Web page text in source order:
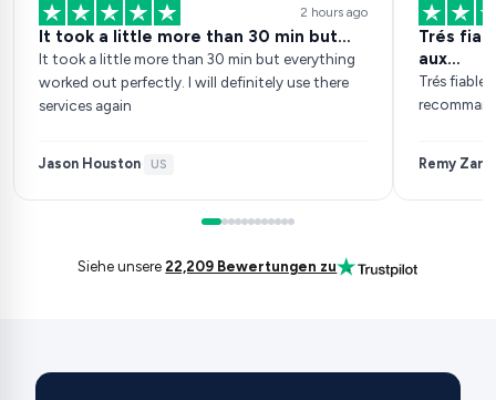
2 hours ago
It took a little more than 30 min but…
It took a little more than 30 min but everything
worked out perfectly. I will definitely use there
services again
Jason Houston· US
Trés
aux…
Trés fiable
Remy Zarb
Siehe unsere22,209 Bewertungen zu